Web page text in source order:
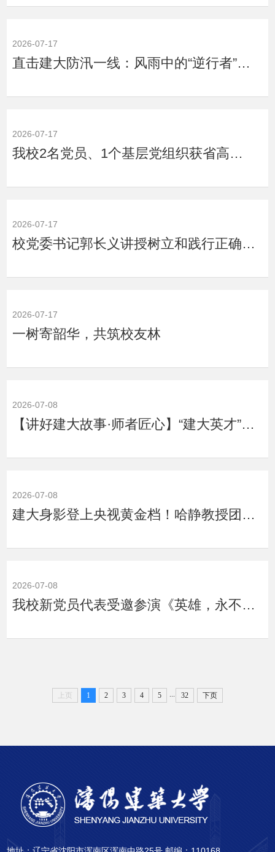
2026-07-17
直击建大防汛一线：风雨中的“逆行者”，校园里的“守护人”
2026-07-17
我校2名党员、1个基层党组织获省高校“两优一先”表彰
2026-07-17
校党委书记郭长义讲授树立和践行正确政绩观专题党课
2026-07-17
一树寄韶华，共筑校友林
2026-07-08
【讲好建大故事·师者匠心】“建大英才”于水：做学生成才的“铺路石” 做低碳研究...
2026-07-08
建大身影登上央视黄金档！哈静教授团队讲述工业遗产的蝶变故事
2026-07-08
我校新党员代表受邀参演《英雄，永不谢幕》全省大思政课特别节目 以铮铮誓言赓续红...
上页 1 2 3 4 5 ... 32 下页